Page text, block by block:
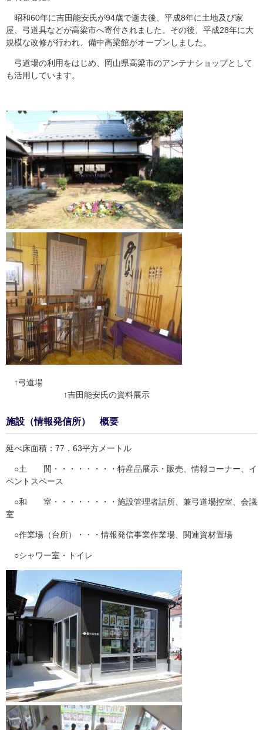
昭和60年に吉田能安氏が94歳で逝去後、平成8年に土地及び家
屋、弓道具などが高梁市へ寄付されました。その後、平成28年に大
規模な改修が行われ、備中高梁館がオープンしました。
弓道場の利用をはじめ、岡山県高梁市のアンテナショップとして
も活用しています。
↑弓道場
↑吉田能安氏の資料展示
施設（情報発信所） 概要
延べ床面積：77．63平方メートル
○土 間・・・・・・・・特産品展示・販売、情報コーナー、イ
ベントスペース
○和 室・・・・・・・・施設管理者詰所、兼弓道場控室、会議
室
○作業場（台所）・・・情報発信事業作業場、関連資材置場
○シャワー室・トイレ